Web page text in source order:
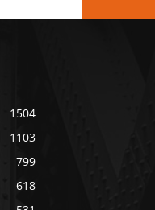
1504
1103
799
618